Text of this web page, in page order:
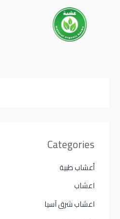
Categories
أعشاب طبية
اعشاب
اعشاب شرق آسيا